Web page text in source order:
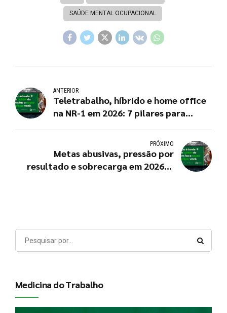
SAÚDE MENTAL OCUPACIONAL
ANTERIOR
Teletrabalho, híbrido e home office
na NR-1 em 2026: 7 pilares para
PRÓXIMO
Metas abusivas, pressão por
resultado e sobrecarga em 2026: 7
Medicina do Trabalho